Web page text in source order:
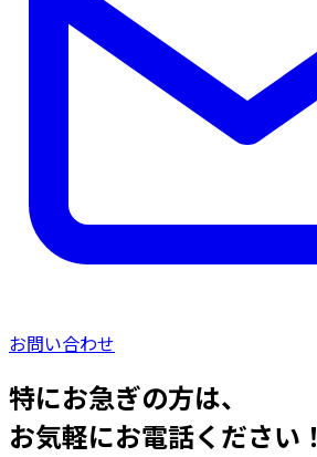
お問い合わせ
特にお急ぎの方は、
お気軽にお電話ください！